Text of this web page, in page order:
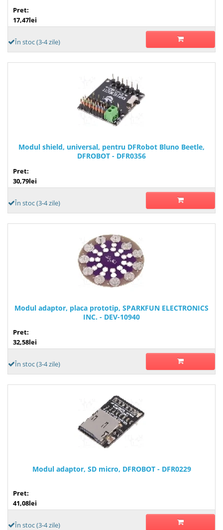
Pret:
17,47lei
În stoc (3-4 zile)
Modul shield, universal, pentru DFRobot Bluno Beetle,
DFROBOT - DFR0356
Pret:
30,79lei
În stoc (3-4 zile)
Modul adaptor, placa prototip, SPARKFUN ELECTRONICS
INC. - DEV-10940
Pret:
32,58lei
În stoc (3-4 zile)
Modul adaptor, SD micro, DFROBOT - DFR0229
Pret:
41,08lei
În stoc (3-4 zile)